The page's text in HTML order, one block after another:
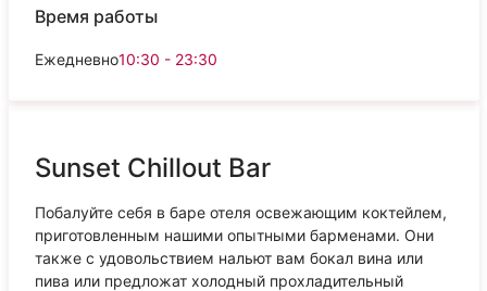
Время работы
Ежедневно10:30 - 23:30
Sunset Chillout Bar
Побалуйте себя в баре отеля освежающим коктейлем,
приготовленным нашими опытными барменами. Они
также с удовольствием нальют вам бокал вина или
пива или предложат холодный прохладительный